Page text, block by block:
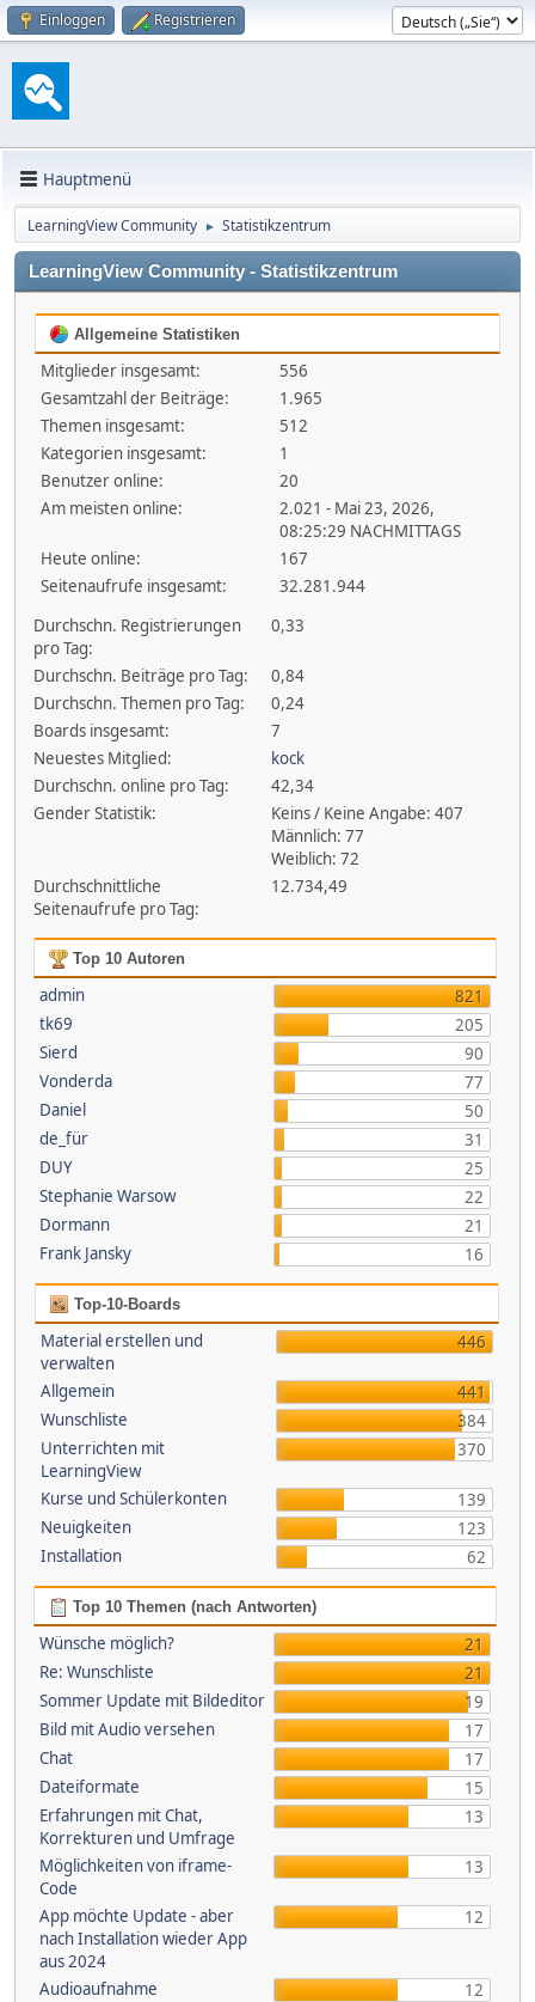
Einloggen Registrieren
Hauptmenü
LearningView Community ► Statistikzentrum
LearningView Community - Statistikzentrum
Allgemeine Statistiken
Mitglieder insgesamt:
556
Gesamtzahl der Beiträge:
1.965
Themen insgesamt:
512
Kategorien insgesamt:
1
Benutzer online:
20
Am meisten online:
2.021 - Mai 23, 2026,
08:25:29 NACHMITTAGS
Heute online:
167
Seitenaufrufe insgesamt:
32.281.944
Durchschn. Registrierungen
pro Tag:
0,33
Durchschn. Beiträge pro Tag:
0,84
Durchschn. Themen pro Tag:
0,24
Boards insgesamt:
7
Neuestes Mitglied:
kock
Durchschn. online pro Tag:
42,34
Gender Statistik:
Keins / Keine Angabe: 407
Männlich: 77
Weiblich: 72
Durchschnittliche
Seitenaufrufe pro Tag:
12.734,49
Top 10 Autoren
admin
821
tk69
205
Sierd
90
Vonderda
77
Daniel
50
de_für
31
DUY
25
Stephanie Warsow
22
Dormann
21
Frank Jansky
16
Top-10-Boards
Material erstellen und
verwalten
446
Allgemein
441
Wunschliste
384
Unterrichten mit
LearningView
370
Kurse und Schülerkonten
139
Neuigkeiten
123
Installation
62
Top 10 Themen (nach Antworten)
Wünsche möglich?
21
Re: Wunschliste
21
Sommer Update mit Bildeditor
19
Bild mit Audio versehen
17
Chat
17
Dateiformate
15
Erfahrungen mit Chat,
Korrekturen und Umfrage
13
Möglichkeiten von iframe-
Code
13
App möchte Update - aber
nach Installation wieder App
aus 2024
12
Audioaufnahme 12